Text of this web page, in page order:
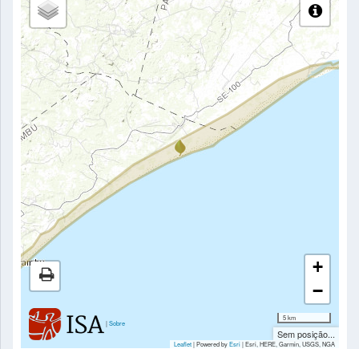
|Sobre
+
−
5 km
Sem posição...
Leaflet| Powered byEsri|Esri, HERE, Garmin, USGS, NGA